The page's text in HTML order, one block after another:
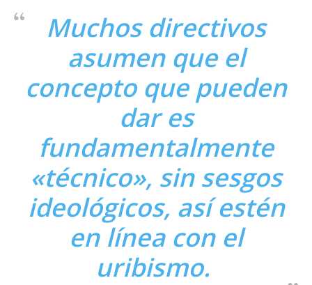
Muchos directivos
asumen que el
concepto que pueden
dar es
fundamentalmente
«técnico», sin sesgos
ideológicos, así estén
en línea con el
uribismo.